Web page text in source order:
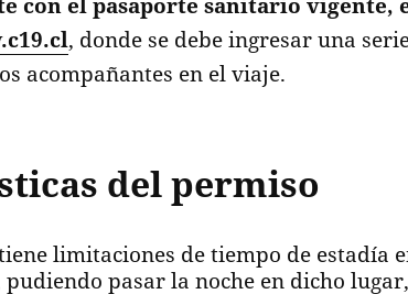
, donde se debe ingresar una
acompañantes en el viaje.
del permiso
limitaciones de tiempo de estadía
pudiendo pasar la noche en dicho